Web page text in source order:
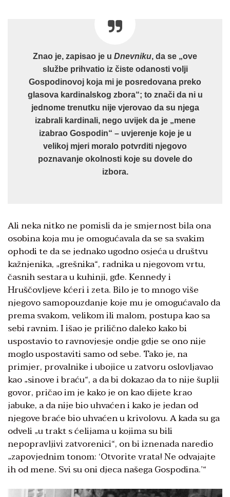
Znao je, zapisao je u Dnevniku, da se „ove
službe prihvatio iz čiste odanosti volji
Gospodinovoj koja mi je posredovana preko
glasova kardinalskog zbora“; to znači da ni u
jednome trenutku nije vjerovao da su njega
izabrali kardinali, nego uvijek da je „mene
izabrao Gospodin“ – uvjerenje koje je u
velikoj mjeri moralo potvrditi njegovo
poznavanje okolnosti koje su dovele do
izbora.
Ali neka nitko ne pomisli da je smjernost bila ona
osobina koja mu je omogućavala da se sa svakim
ophodi te da se jednako ugodno osjeća u društvu
kažnjenika, „grešnika“, radnika u njegovom vrtu,
časnih sestara u kuhinji, gđe. Kennedy i
Hruščovljeve kćeri i zeta. Bilo je to mnogo više
njegovo samopouzdanje koje mu je omogućavalo da
prema svakom, velikom ili malom, postupa kao sa
sebi ravnim. I išao je prilično daleko kako bi
uspostavio to ravnovjesje ondje gdje se ono nije
moglo uspostaviti samo od sebe. Tako je, na
primjer, provalnike i ubojice u zatvoru oslovljavao
kao „sinove i braću“, a da bi dokazao da to nije šuplji
govor, pričao im je kako je on kao dijete krao
jabuke, a da nije bio uhvaćen i kako je jedan od
njegove braće bio uhvaćen u krivolovu. A kada su ga
odveli „u trakt s ćelijama u kojima su bili
nepopravljivi zatvorenici“, on bi iznenada naredio
„zapovjednim tonom: ‘Otvorite vrata! Ne odvajajte
ih od mene. Svi su oni djeca našega Gospodina.’“